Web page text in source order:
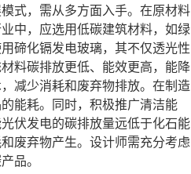
式，需从多方面入手。在原材料
中，应选用低碳建筑材料，如绿
碲化镉发电玻璃，其不仅透光性
料碳排放更低、能效更高，能降
减少消耗和废弃物排放。在制造
能耗。同时，积极推广清洁能
伏发电的碳排放量远低于化石能
废弃物产生。设计师需充分考虑
品。